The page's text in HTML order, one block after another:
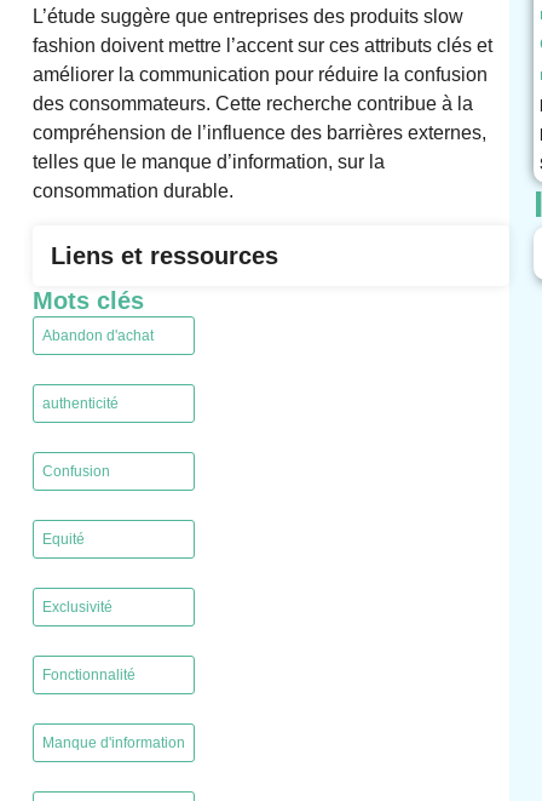
L’étude suggère que entreprises des produits slow
fashion doivent mettre l’accent sur ces attributs clés et
améliorer la communication pour réduire la confusion
des consommateurs. Cette recherche contribue à la
compréhension de l’influence des barrières externes,
telles que le manque d’information, sur la
consommation durable.
Liens et ressources
Mots clés
Abandon d'achat
authenticité
Confusion
Equité
Exclusivité
Fonctionnalité
Manque d'information